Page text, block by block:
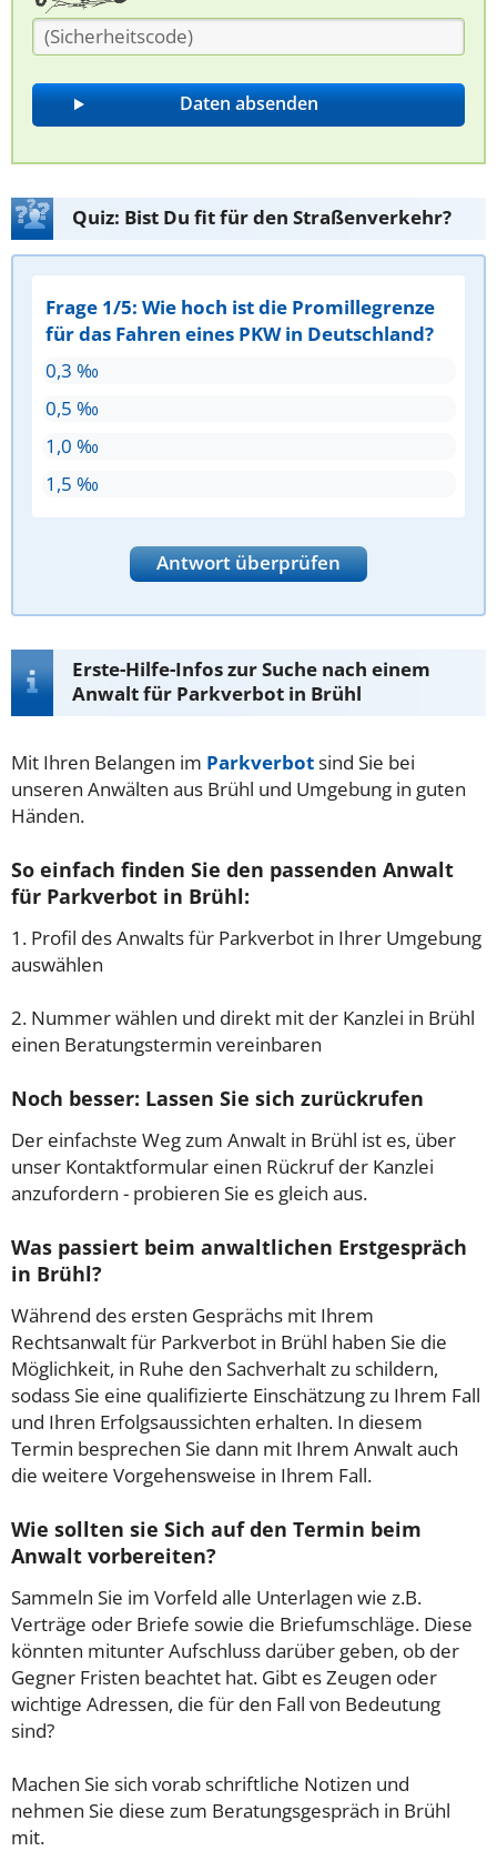
Quiz: Bist Du fit für den Straßenverkehr?
Frage 1/5: Wie hoch ist die Promillegrenze
für das Fahren eines PKW in Deutschland?
0,3 ‰
0,5 ‰
1,0 ‰
1,5 ‰
Antwort überprüfen
Erste-Hilfe-Infos zur Suche nach einem
Anwalt für Parkverbot in Brühl
Mit Ihren Belangen im Parkverbotsind Sie bei
unseren Anwälten aus Brühl und Umgebung in guten
Händen.
So einfach finden Sie den passenden Anwalt
für Parkverbot in Brühl:
1. Profil des Anwalts für Parkverbot in Ihrer Umgebung
auswählen
2. Nummer wählen und direkt mit der Kanzlei in Brühl
einen Beratungstermin vereinbaren
Noch besser: Lassen Sie sich zurückrufen
Der einfachste Weg zum Anwalt in Brühl ist es, über
unser Kontaktformular einen Rückruf der Kanzlei
anzufordern - probieren Sie es gleich aus.
Was passiert beim anwaltlichen Erstgespräch
in Brühl?
Während des ersten Gesprächs mit Ihrem
Rechtsanwalt für Parkverbot in Brühl haben Sie die
Möglichkeit, in Ruhe den Sachverhalt zu schildern,
sodass Sie eine qualifizierte Einschätzung zu Ihrem Fall
und Ihren Erfolgsaussichten erhalten. In diesem
Termin besprechen Sie dann mit Ihrem Anwalt auch
die weitere Vorgehensweise in Ihrem Fall.
Wie sollten sie Sich auf den Termin beim
Anwalt vorbereiten?
Sammeln Sie im Vorfeld alle Unterlagen wie z.B.
Verträge oder Briefe sowie die Briefumschläge. Diese
könnten mitunter Aufschluss darüber geben, ob der
Gegner Fristen beachtet hat. Gibt es Zeugen oder
wichtige Adressen, die für den Fall von Bedeutung
sind?
Machen Sie sich vorab schriftliche Notizen und
nehmen Sie diese zum Beratungsgespräch in Brühl
mit.